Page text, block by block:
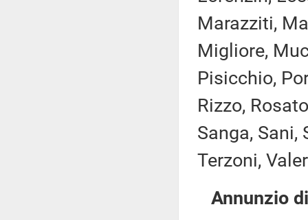
Marazziti,
Migliore,
Pisicchio,
Rizzo,
Sanga, Sani,
Terzoni,
Annunzio